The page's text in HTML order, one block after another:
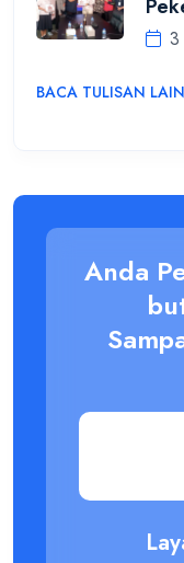
3
BACA TULISAN
Anda